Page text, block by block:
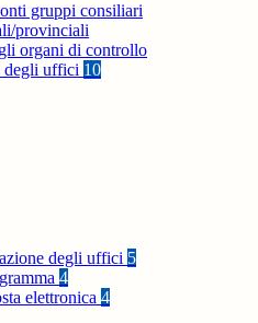
gruppi consiliari
provinciali
organi di controllo
degli uffici 10
degli uffici 5
4
elettronica 4